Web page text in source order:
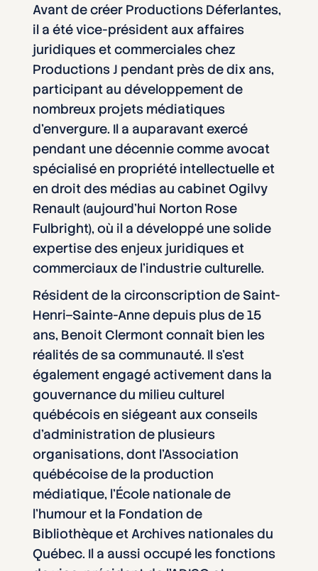
Avant de créer Productions Déferlantes,
il a été vice-président aux affaires
juridiques et commerciales chez
Productions J pendant près de dix ans,
participant au développement de
nombreux projets médiatiques
d’envergure. Il a auparavant exercé
pendant une décennie comme avocat
spécialisé en propriété intellectuelle et
en droit des médias au cabinet Ogilvy
Renault (aujourd’hui Norton Rose
Fulbright), où il a développé une solide
expertise des enjeux juridiques et
commerciaux de l’industrie culturelle.
Résident de la circonscription de Saint-
Henri–Sainte-Anne depuis plus de 15
ans, Benoit Clermont connaît bien les
réalités de sa communauté. Il s’est
également engagé activement dans la
gouvernance du milieu culturel
québécois en siégeant aux conseils
d’administration de plusieurs
organisations, dont l’Association
québécoise de la production
médiatique, l’École nationale de
l’humour et la Fondation de
Bibliothèque et Archives nationales du
Québec. Il a aussi occupé les fonctions